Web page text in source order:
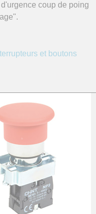
coup de poing
et boutons